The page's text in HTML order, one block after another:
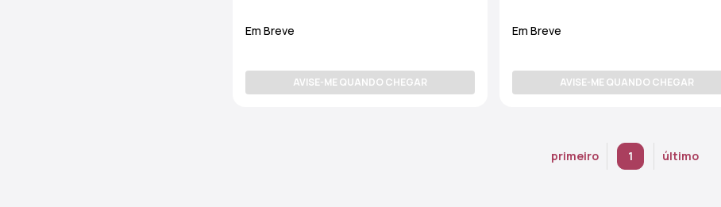
Em Breve
AVISE-ME QUANDO CHEGAR
Em Breve
AVISE-ME QUANDO CHEGAR
primeiro 1 último